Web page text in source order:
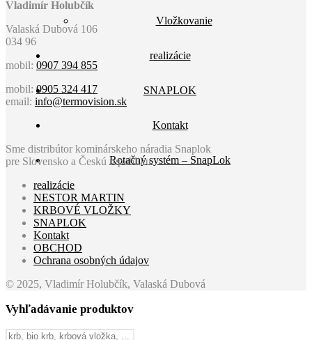
Vložkovanie
realizácie
SNAPLOK
Kontakt
Rotačný systém – SnapLok
Vladimír Holubčík
Valaská Dubová 106
034 96
mobil: 0907 394 855
mobil: 0905 324 417
email: info@termovision.sk
Sme distribútor kominárskeho náradia Snaplok
pre Slovensko a Českú republiku
realizácie
NESTOR MARTIN
KRBOVÉ VLOŽKY
SNAPLOK
Kontakt
OBCHOD
Ochrana osobných údajov
© 2025, Vladimír Holubčík, Valaská Dubová
Vyhľadávanie produktov